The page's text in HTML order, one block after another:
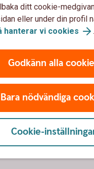
om
skyldighet men kan
reklamation av vara eller
regler som
och tidsgränser
kortreklamation. Det
så snart som möjligt
reklamationsrätt.
bifogar all
ditt cookie-
eller under din profil
hanterar vi cookies .
Godkänn alla
Bara nödvändiga
Cookie-